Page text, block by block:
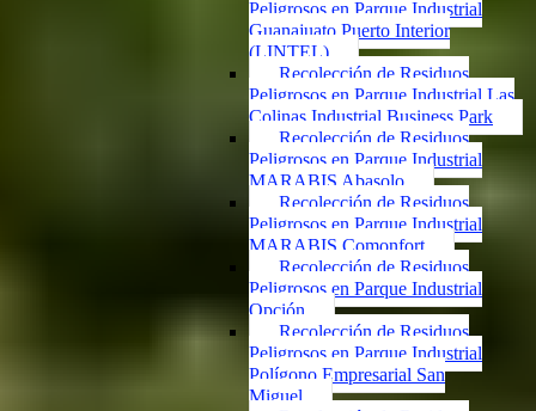
Peligrosos en Parque Industrial
Guanajuato Puerto Interior
(LINTEL)
Recolección de Residuos
Peligrosos en Parque Industrial Las
Colinas Industrial Business Park
Recolección de Residuos
Peligrosos en Parque Industrial
MARABIS Abasolo
Recolección de Residuos
Peligrosos en Parque Industrial
MARABIS Comonfort
Recolección de Residuos
Peligrosos en Parque Industrial
Opción
Recolección de Residuos
Peligrosos en Parque Industrial
Polígono Empresarial San
Miguel